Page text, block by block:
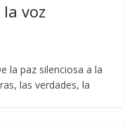
voz
la paz silenciosa a la
las verdades, la